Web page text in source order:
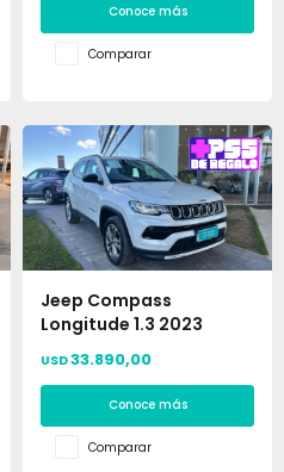
Conoce más
Comparar
Jeep Compass
Longitude 1.3 2023
USD33.890,00
Conoce más
Comparar